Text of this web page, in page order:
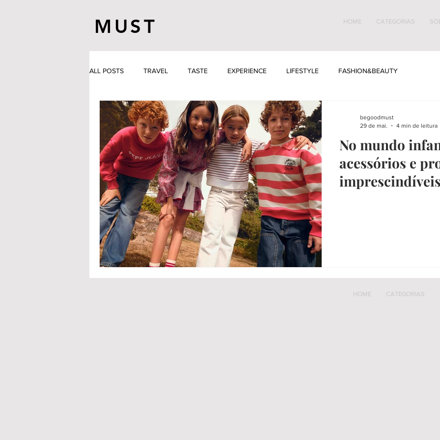
MUST HOME CATEGORIAS
ALL POSTS TRAVEL TASTE EXPERIENCE LIFESTYLE FASHION&BEAUTY
No mundo
acessórios e
imprescindíveis
begoodmust
29 de mai.
4 min de leitura
HOME CATEGORIAS